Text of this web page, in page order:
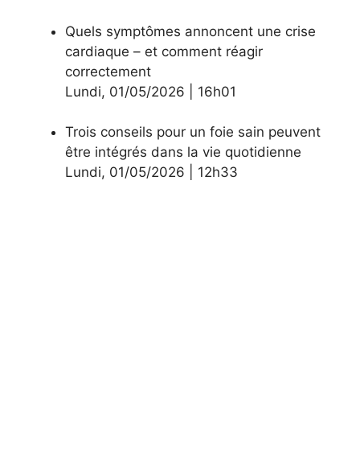
Quels symptômes annoncent une crise
cardiaque – et comment réagir
correctement
Lundi, 01/05/2026 16h01
Trois conseils pour un foie sain peuvent
être intégrés dans la vie quotidienne
Lundi, 01/05/2026 12h33